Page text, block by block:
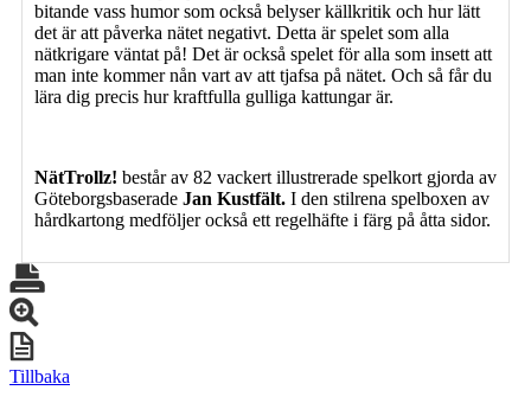
bitande vass humor som också belyser källkritik och hur lätt
det är att påverka nätet negativt. Detta är spelet som alla
nätkrigare väntat på! Det är också spelet för alla som insett att
man inte kommer nån vart av att tjafsa på nätet. Och så får du
lära dig precis hur kraftfulla gulliga kattungar är.
NätTrollz! består av 82 vackert illustrerade spelkort gjorda av
Göteborgsbaserade Jan Kustfält. I den stilrena spelboxen av
hårdkartong medföljer också ett regelhäfte i färg på åtta sidor.
Tillbaka